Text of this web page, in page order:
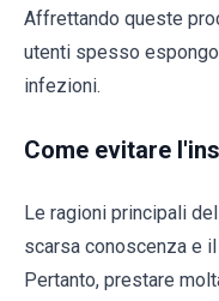
Affrettando queste
utenti spesso
infezioni.
Come evitare
Le ragioni principali
scarsa conoscenza e
Pertanto, prestare